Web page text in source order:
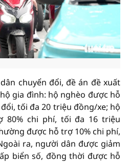
chuyển đổi, đề án đề xuất
gia đình: hộ nghèo được hỗ
tối đa 20 triệu đồng/xe; hộ
80% chi phí, tối đa 16 triệu
được hỗ trợ 10% chi phí,
ra, người dân được giảm
biển số, đồng thời được hỗ